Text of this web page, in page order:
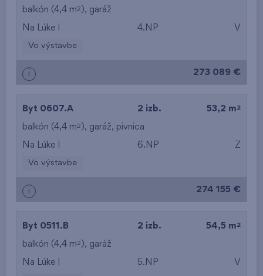
balkón (4,4 m2 ), garáž
Na Lúke I 4.NP V
Vo výstavbe
i 273 089 €
Byt 0607.A 2 izb. 53,2 m 2
balkón (4,4 m2 ), garáž, pivnica
Na Lúke I 6.NP Z
Vo výstavbe
i 274 155 €
Byt 0511.B 2 izb. 54,5 m 2
balkón (4,4 m2 ), garáž
Na Lúke I 5.NP V